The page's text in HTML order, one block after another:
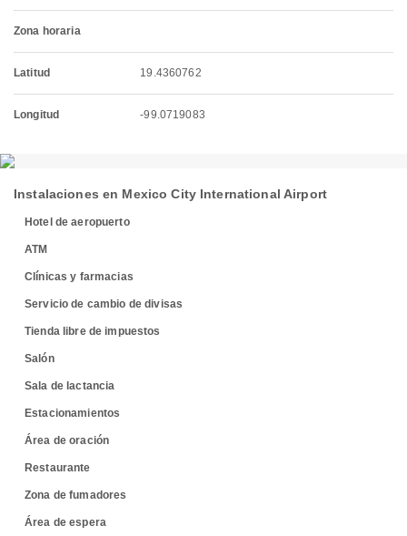
Zona horaria
Latitud 19.4360762
Longitud -99.0719083
Instalaciones en Mexico City International Airport
Hotel de aeropuerto
ATM
Clínicas y farmacias
Servicio de cambio de divisas
Tienda libre de impuestos
Salón
Sala de lactancia
Estacionamientos
Área de oración
Restaurante
Zona de fumadores
Área de espera